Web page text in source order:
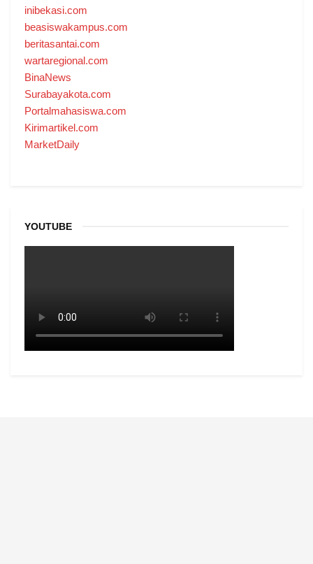
inibekasi.com
beasiswakampus.com
beritasantai.com
wartaregional.com
BinaNews
Surabayakota.com
Portalmahasiswa.com
Kirimartikel.com
MarketDaily
YOUTUBE